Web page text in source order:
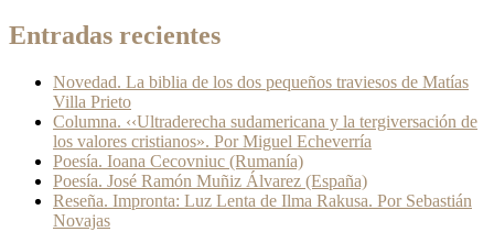
Entradas recientes
Novedad. La biblia de los dos pequeños traviesos de Matías
Villa Prieto
Columna. ‹‹Ultraderecha sudamericana y la tergiversación de
los valores cristianos». Por Miguel Echeverría
Poesía. Ioana Cecovniuc (Rumanía)
Poesía. José Ramón Muñiz Álvarez (España)
Reseña. Impronta: Luz Lenta de Ilma Rakusa. Por Sebastián
Novajas